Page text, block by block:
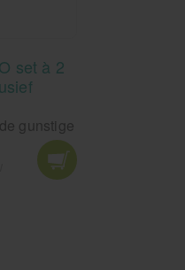
set à 2
gunstige
in de
snel te